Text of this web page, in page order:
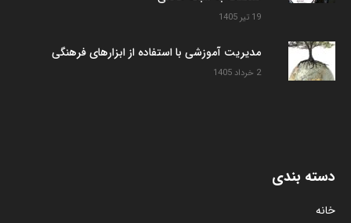
19 تیر 1405
مدیریت آموزشی با استفاده از ابزارهای فرهنگی
2 خرداد 1405
دسته بندی
خانه